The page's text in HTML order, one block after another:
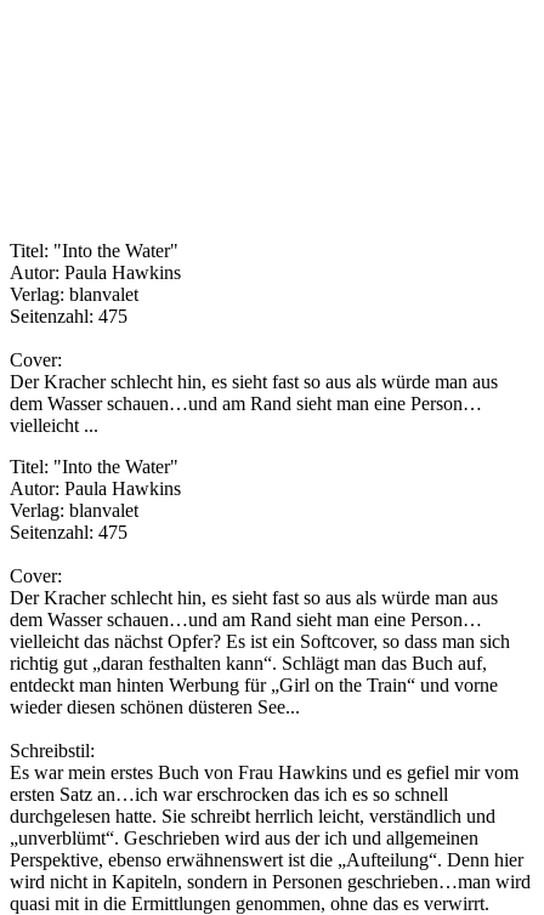
Titel: "Into the Water"
Autor: Paula Hawkins
Verlag: blanvalet
Seitenzahl: 475
Cover:
Der Kracher schlecht hin, es sieht fast so aus als würde man aus
dem Wasser schauen…und am Rand sieht man eine Person…
vielleicht ...
Titel: "Into the Water"
Autor: Paula Hawkins
Verlag: blanvalet
Seitenzahl: 475
Cover:
Der Kracher schlecht hin, es sieht fast so aus als würde man aus
dem Wasser schauen…und am Rand sieht man eine Person…
vielleicht das nächst Opfer? Es ist ein Softcover, so dass man sich
richtig gut „daran festhalten kann“. Schlägt man das Buch auf,
entdeckt man hinten Werbung für „Girl on the Train“ und vorne
wieder diesen schönen düsteren See...
Schreibstil:
Es war mein erstes Buch von Frau Hawkins und es gefiel mir vom
ersten Satz an…ich war erschrocken das ich es so schnell
durchgelesen hatte. Sie schreibt herrlich leicht, verständlich und
„unverblümt“. Geschrieben wird aus der ich und allgemeinen
Perspektive, ebenso erwähnenswert ist die „Aufteilung“. Denn hier
wird nicht in Kapiteln, sondern in Personen geschrieben…man wird
quasi mit in die Ermittlungen genommen, ohne das es verwirrt.